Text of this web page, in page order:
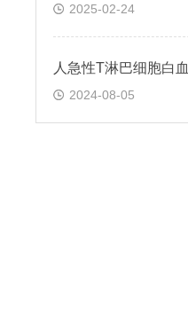
2025-02-24
2024-08-05